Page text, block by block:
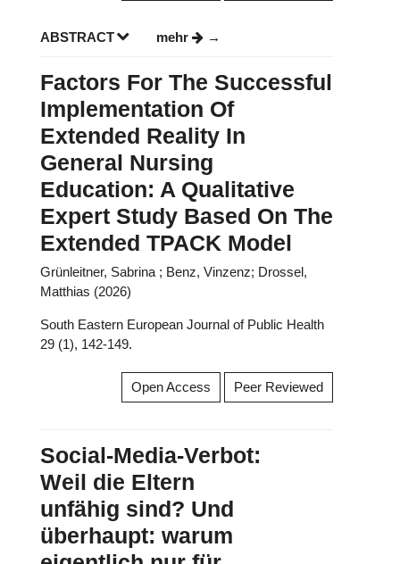
ABSTRACT mehr
Factors For The Successful
Implementation Of
Extended Reality In
General Nursing
Education: A Qualitative
Expert Study Based On The
Extended TPACK Model
Grünleitner, Sabrina ; Benz, Vinzenz; Drossel,
Matthias (2026)
South Eastern European Journal of Public Health
29 (1), 142-149.
Open Access Peer Reviewed
Social-Media-Verbot:
Weil die Eltern
unfähig sind? Und
überhaupt: warum